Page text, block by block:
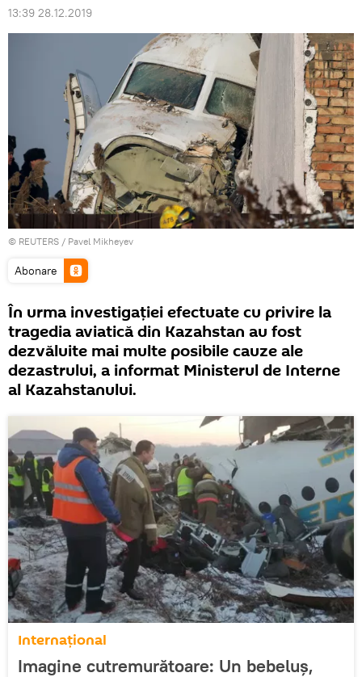
13:39 28.12.2019
© REUTERS / Pavel Mikheyev
Abonare
În urma investigației efectuate cu privire la
tragedia aviatică din Kazahstan au fost
dezvăluite mai multe posibile cauze ale
dezastrului, a informat Ministerul de Interne
al Kazahstanului.
Internaţional
Imagine cutremurătoare: Un bebeluș,